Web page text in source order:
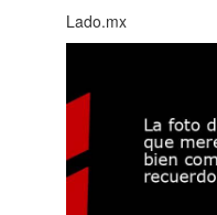
Lado.mx